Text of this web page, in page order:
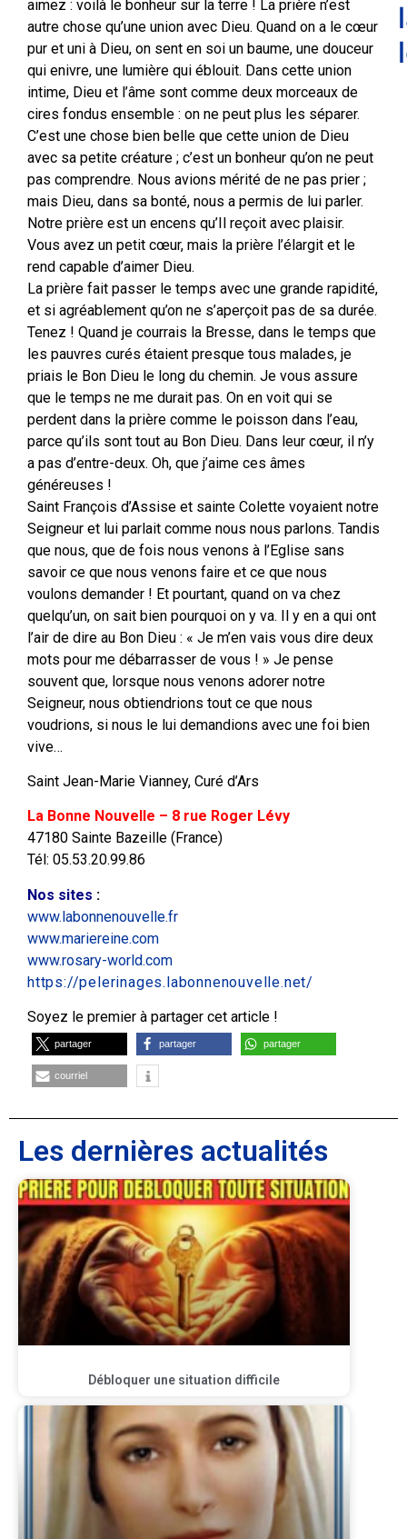
aimez : voilà le bonheur sur la terre ! La prière n’est
autre chose qu’une union avec Dieu. Quand on a le cœur
pur et uni à Dieu, on sent en soi un baume, une douceur
qui enivre, une lumière qui éblouit. Dans cette union
intime, Dieu et l’âme sont comme deux morceaux de
cires fondus ensemble : on ne peut plus les séparer.
C’est une chose bien belle que cette union de Dieu
avec sa petite créature ; c’est un bonheur qu’on ne peut
pas comprendre. Nous avions mérité de ne pas prier ;
mais Dieu, dans sa bonté, nous a permis de lui parler.
Notre prière est un encens qu’Il reçoit avec plaisir.
Vous avez un petit cœur, mais la prière l’élargit et le
rend capable d’aimer Dieu.
La prière fait passer le temps avec une grande rapidité,
et si agréablement qu’on ne s’aperçoit pas de sa durée.
Tenez ! Quand je courrais la Bresse, dans le temps que
les pauvres curés étaient presque tous malades, je
priais le Bon Dieu le long du chemin. Je vous assure
que le temps ne me durait pas. On en voit qui se
perdent dans la prière comme le poisson dans l’eau,
parce qu’ils sont tout au Bon Dieu. Dans leur cœur, il n’y
a pas d’entre-deux. Oh, que j’aime ces âmes
généreuses !
Saint François d’Assise et sainte Colette voyaient notre
Seigneur et lui parlait comme nous nous parlons. Tandis
que nous, que de fois nous venons à l’Eglise sans
savoir ce que nous venons faire et ce que nous
voulons demander ! Et pourtant, quand on va chez
quelqu’un, on sait bien pourquoi on y va. Il y en a qui ont
l’air de dire au Bon Dieu : « Je m’en vais vous dire deux
mots pour me débarrasser de vous ! » Je pense
souvent que, lorsque nous venons adorer notre
Seigneur, nous obtiendrions tout ce que nous
voudrions, si nous le lui demandions avec une foi bien
vive…
Saint Jean-Marie Vianney, Curé d’Ars
La Bonne Nouvelle – 8 rue Roger Lévy
47180 Sainte Bazeille (France)
Tél: 05.53.20.99.86
Nos sites :
www.labonnenouvelle.fr
www.mariereine.com
www.rosary-world.com
https://pelerinages.labonnenouvelle.net/
Soyez le premier à partager cet article !
partager partager partager
courriel
Les dernières actualités
Débloquer une situation difficile